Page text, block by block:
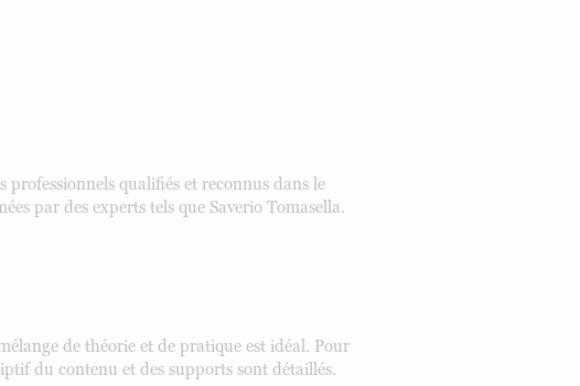
qualifiés et reconnus dans le
par des experts tels que Saverio Tomasella.
de théorie et de pratique est idéal. Pour
du contenu et des supports sont détaillés.